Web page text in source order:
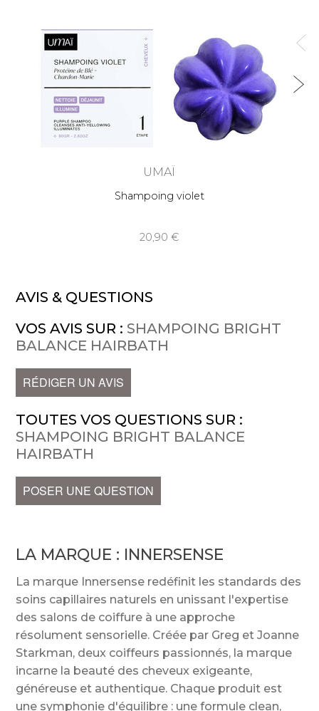
UMAÏ
Shampoing violet
20,90
AVIS & QUESTIONS
VOS AVIS SUR : SHAMPOING BRIGHT
BALANCE HAIRBATH
RÉDIGER UN AVIS
TOUTES VOS QUESTIONS SUR :
SHAMPOING BRIGHT BALANCE
HAIRBATH
POSER UNE QUESTION
LA MARQUE : INNERSENSE
La marque Innersense redéfinit les standards des
soins capillaires naturels en unissant l'expertise
des salons de coiffure à une approche
résolument sensorielle. Créée par Greg et Joanne
Starkman, deux coiffeurs passionnés, la marque
incarne la beauté des cheveux exigeante,
généreuse et authentique. Chaque produit est
une symphonie d'équilibre : une formule clean,